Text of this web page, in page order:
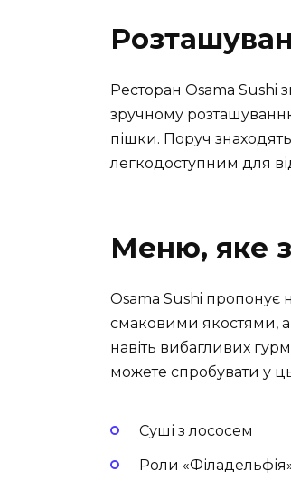
Ресторан Osama Sushi
зручному
пішки. Поруч
легкодоступним для
Меню, яке
Osama Sushi пропонує
смаковими якостями, а
навіть вибагливих
можете спробувати у
Суші з лососем
Роли